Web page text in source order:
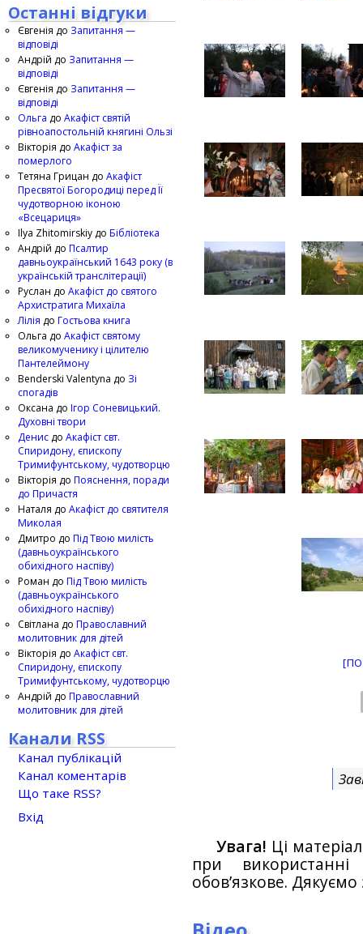
Увага! Ці
при
обов’язкове.
Останні відгуки
Євгенія до Запитання —
відповіді
Андрій до Запитання —
відповіді
Євгенія до Запитання —
відповіді
Ольга до Акафіст святій
рівноапостольній княгині Ользі
Вікторія до Акафіст за
померлого
Тетяна Грицан до Акафіст
Пресвятої Богородиці перед Її
чудотворною іконою
«Всецариця»
Ilya Zhitomirskiy до Бібліотека
Андрій до Псалтир
давньоукраїнський 1643 року (в
українській транслітерації)
Руслан до Акафіст до святого
Архистратига Михаїла
Лілія до Гостьова книга
Ольга до Акафіст святому
великомученику і цілителю
Пантелеймону
Benderski Valentyna до Зі
спогадів
Оксана до Ігор Соневицький.
Духовні твори
Денис до Акафіст свт.
Спиридону, єпископу
Тримифунтському, чудотворцю
Вікторія до Пояснення, поради
до Причастя
Наталя до Акафіст до святителя
Миколая
Дмитро до Під Твою милість
(давньоукраїнського
обихідного наспіву)
Роман до Під Твою милість
(давньоукраїнського
обихідного наспіву)
Світлана до Православний
молитовник для дітей
Вікторія до Акафіст свт.
Спиридону, єпископу
Тримифунтському, чудотворцю
Андрій до Православний
молитовник для дітей
Канали RSS
Канал публікацій
Канал коментарів
Що таке RSS?
Вхід